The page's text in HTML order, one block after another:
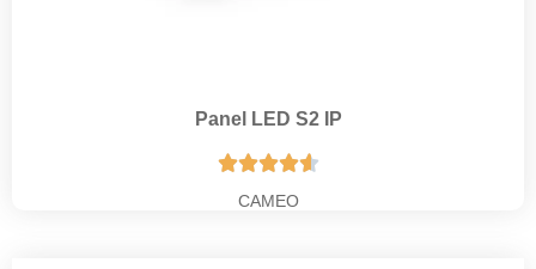
Panel LED S2 IP

CAMEO